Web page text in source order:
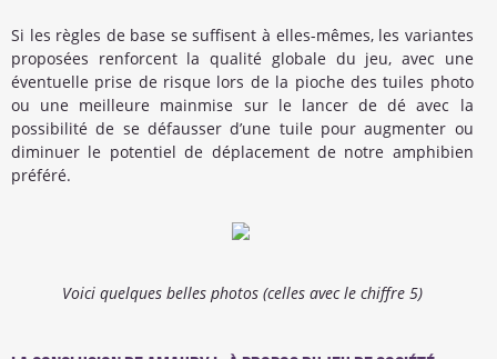
Si les règles de base se suffisent à elles-mêmes, les variantes
proposées renforcent la qualité globale du jeu, avec une
éventuelle prise de risque lors de la pioche des tuiles photo
ou une meilleure mainmise sur le lancer de dé avec la
possibilité de se défausser d’une tuile pour augmenter ou
diminuer le potentiel de déplacement de notre amphibien
préféré.
Voici quelques belles photos (celles avec le chiffre 5)